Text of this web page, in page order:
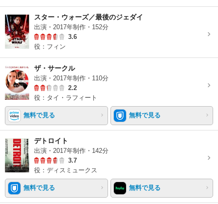
スター・ウォーズ／最後のジェダイ
出演・2017年制作・152分
3.6
役：フィン
ザ・サークル
出演・2017年制作・110分
2.2
役：タイ・ラフィート
無料で見る 無料で見る
デトロイト
出演・2017年制作・142分
3.7
役：ディスミュークス
無料で見る 無料で見る